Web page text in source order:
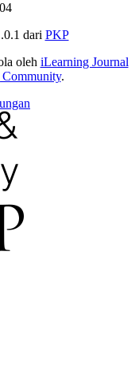
dari PKP
oleh iLearning Journal
.